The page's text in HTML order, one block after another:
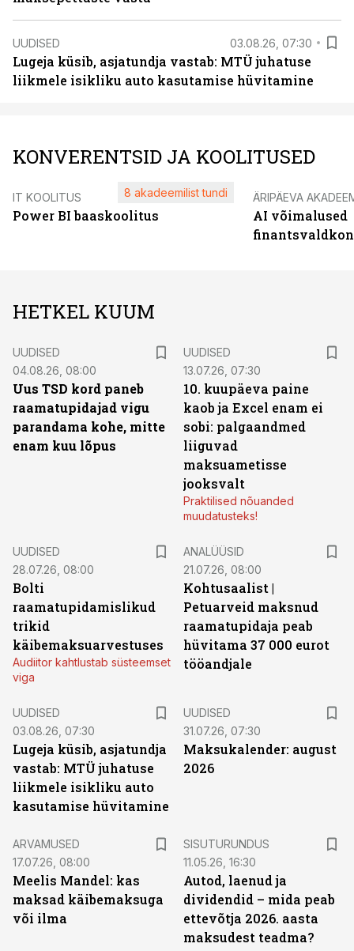
UUDISED 03.08.26, 07:30
Lugeja küsib, asjatundja vastab: MTÜ juhatuse
liikmele isikliku auto kasutamise hüvitamine
KONVERENTSID JA KOOLITUSED
IT KOOLITUS
Power BI baaskoolitus
8 akadeemilist tundi ÄRIPÄEVA
AI võimalused
HETKEL KUUM
UUDISED
04.08.26, 08:00
Uus TSD kord paneb
raamatupidajad vigu
parandama kohe, mitte
enam kuu lõpus
UUDISED
13.07.26, 07:30
10. kuupäeva paine
kaob ja Excel enam ei
sobi: palgaandmed
liiguvad
maksuametisse
jooksvalt
Praktilised nõuanded
muudatusteks!
UUDISED
28.07.26, 08:00
Bolti
raamatupidamislikud
trikid
käibemaksuarvestuses
Audiitor kahtlustab süsteemset
viga
ANALÜÜSID
21.07.26, 08:00
Kohtusaalist |
Petuarveid maksnud
raamatupidaja peab
hüvitama 37 000 eurot
tööandjale
UUDISED
03.08.26, 07:30
Lugeja küsib, asjatundja
vastab: MTÜ juhatuse
liikmele isikliku auto
kasutamise hüvitamine
UUDISED
31.07.26, 07:30
Maksukalender: august
2026
ARVAMUSED
17.07.26, 08:00
Meelis Mandel: kas
maksad käibemaksuga
või ilma
SISUTURUNDUS
11.05.26, 16:30
Autod, laenud ja
dividendid – mida peab
ettevõtja 2026. aasta
maksudest teadma?